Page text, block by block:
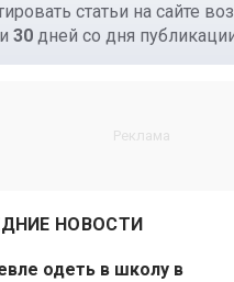
статьи на сайте
30 дней со дня
НОВОСТИ
одеть в школу в